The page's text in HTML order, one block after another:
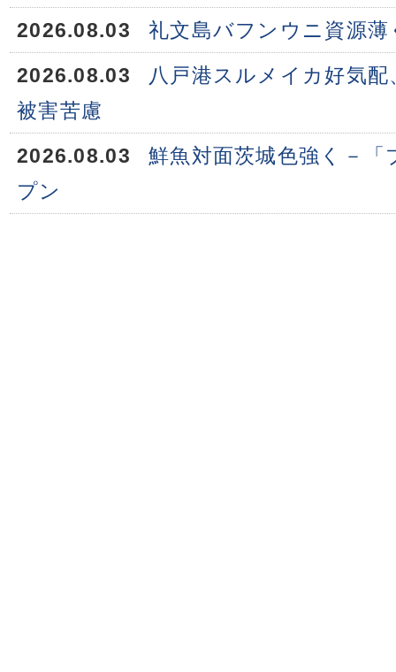
2026.08.03
礼文島バフンウニ資源薄
2026.08.03
八戸港スルメイカ好気
被害苦慮
2026.08.03
鮮魚対面茨城色強く－
プン